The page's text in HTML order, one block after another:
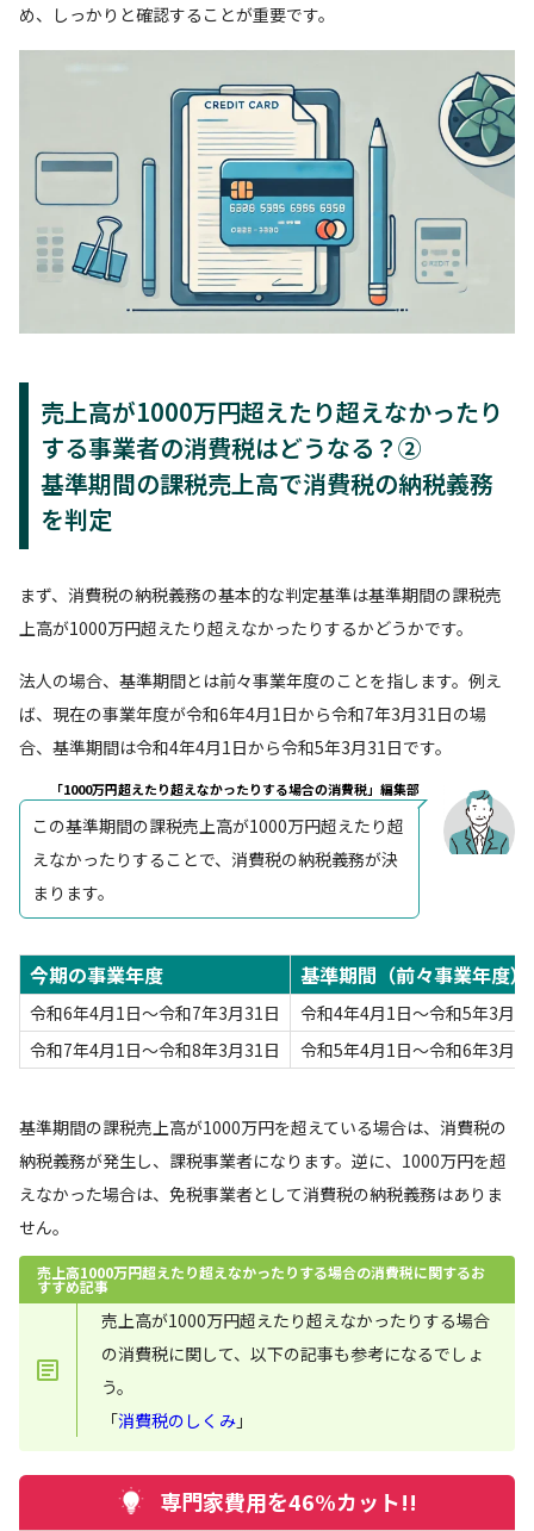
め、しっかりと確認することが重要です。
売上高が1000万円超えたり超えなかったり
する事業者の消費税はどうなる？②
基準期間の課税売上高で消費税の納税義務
を判定
まず、消費税の納税義務の基本的な判定基準は基準期間の課税売
上高が1000万円超えたり超えなかったりするかどうかです。
法人の場合、基準期間とは前々事業年度のことを指します。例え
ば、現在の事業年度が令和6年4月1日から令和7年3月31日の場
合、基準期間は令和4年4月1日から令和5年3月31日です。
「1000万円超えたり超えなかったりする場合の消費税」編集部
この基準期間の課税売上高が1000万円超えたり超
えなかったりすることで、消費税の納税義務が決
まります。
今期の事業年度 基準期間（前々事業年度）
令和6年4月1日～令和7年3月31日
令和4年4月1日～令和5年3月
令和7年4月1日～令和8年3月31日
令和5年4月1日～令和6年3月
基準期間の課税売上高が1000万円を超えている場合は、消費税の
納税義務が発生し、課税事業者になります。逆に、1000万円を超
えなかった場合は、免税事業者として消費税の納税義務はありま
せん。
売上高1000万円超えたり超えなかったりする場合の消費税に関するお
すすめ記事
売上高が1000万円超えたり超えなかったりする場合
の消費税に関して、以下の記事も参考になるでしょ
う。
「消費税のしくみ 」
専門家費用を46%カット!!